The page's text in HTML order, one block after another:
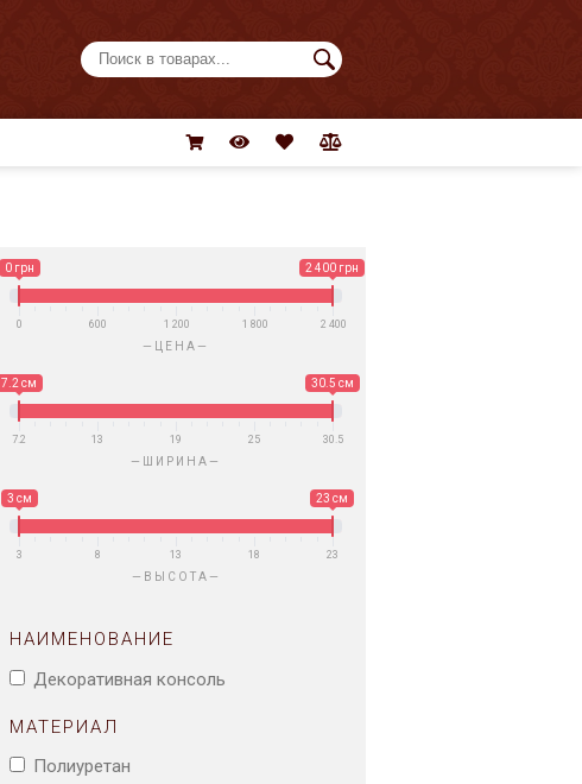
0 грн 2 400 грн
0 600 1 200 1 800 2 400
ЦЕНА
7.2 см 30.5 см
7.2 13 19 25 30.5
ШИРИНА
3 см 23 см
3 8 13 18 23
ВЫСОТА
НАИМЕНОВАНИЕ
Декоративная консоль
МАТЕРИАЛ
Полиуретан